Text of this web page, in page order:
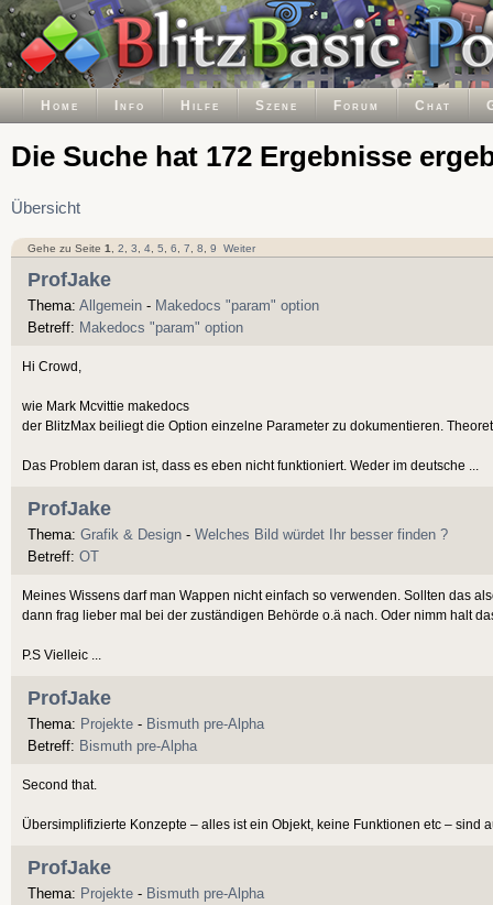
Home Info Hilfe Szene Forum Chat
Die Suche hat 172 Ergebnisse
Übersicht
Gehe zu Seite 1 2 3 4, 5 6 7 8 9 Weiter
ProfJake
Thema: Allgemein - Makedocs "param" option
Betreff: Makedocs "param" option
Hi Crowd,
wie Mark Mcvittie makedocs
der BlitzMax beiliegt die Option einzelne Parameter zu dokumentieren.
Das Problem daran ist, dass es eben nicht funktioniert. Weder im deutsche ...
ProfJake
Thema: Grafik & Design - Welches Bild würdet Ihr besser finden ?
Betreff: OT
Meines Wissens darf man Wappen nicht einfach so verwenden. Sollten das
dann frag lieber mal bei der zuständigen Behörde o.ä nach. Oder nimm halt
P.S Vielleic ...
ProfJake
Thema: Projekte - Bismuth pre-Alpha
Betreff: Bismuth pre-Alpha
Second that.
Übersimplifizierte Konzepte – alles ist ein Objekt, keine Funktionen etc – sind
ProfJake
Thema: Projekte - Bismuth pre-Alpha